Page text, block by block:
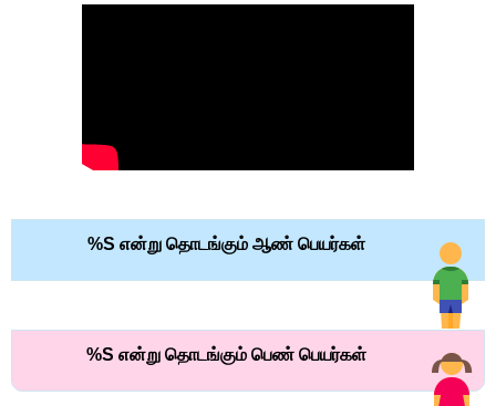
%S என்று தொடங்கும் ஆண் பெயர்கள்
%S என்று தொடங்கும் பெண் பெயர்கள்